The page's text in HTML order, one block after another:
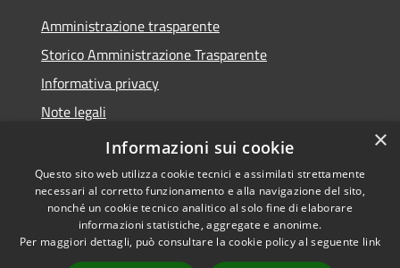
Amministrazione trasparente
Storico Amministrazione Trasparente
Informativa privacy
Note legali
Dichiarazione di accessibilità
Accessibilità
Copyright © 2026 • Comune di
Castellalto • Powered by
×
Informazioni sui cookie
Questo sito web utilizza cookie tecnici e assimilati strettamente
necessari al corretto funzionamento e alla navigazione del sito,
nonché un cookie tecnico analitico al solo fine di elaborare
informazioni statistiche, aggregate e anonime.
Per maggiori dettagli, può consultare la cookie policy al seguente link